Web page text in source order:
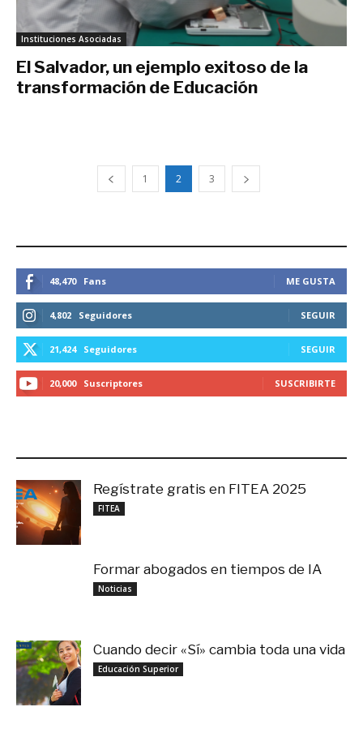
Instituciones Asociadas
El Salvador, un ejemplo exitoso de la
transformación de Educación
1 2 3
48,470 Fans ME GUSTA
4,802 Seguidores SEGUIR
21,424 Seguidores SEGUIR
20,000 Suscriptores SUSCRIBIRTE
Regístrate gratis en FITEA 2025
FITEA
Formar abogados en tiempos de IA
Noticias
Cuando decir «Sí» cambia toda una vida
Educación Superior